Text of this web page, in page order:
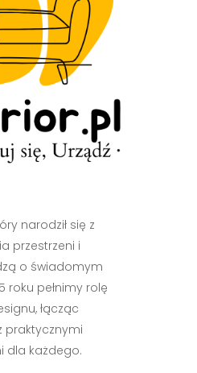
narodził się z
przestrzeni i
o świadomym
roku pełnimy rolę
łącząc
praktycznymi
dla każdego.